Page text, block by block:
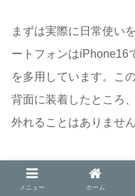
まずは実際に日常使い
ートフォンはiPhone16
を多用しています。こ
背面に装着したところ
外れることはありません
特筆すべきは、装着時
メニュー ホーム